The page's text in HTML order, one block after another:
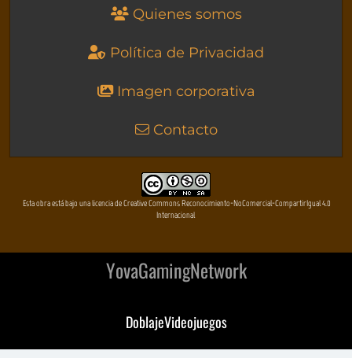
Quienes somos
Política de Privacidad
Imagen corporativa
Contacto
Esta obra está bajo una licencia de Creative Commons Reconocimiento-NoComercial-CompartirIgual 4.0
Internacional
YovaGamingNetwork
DoblajeVideojuegos